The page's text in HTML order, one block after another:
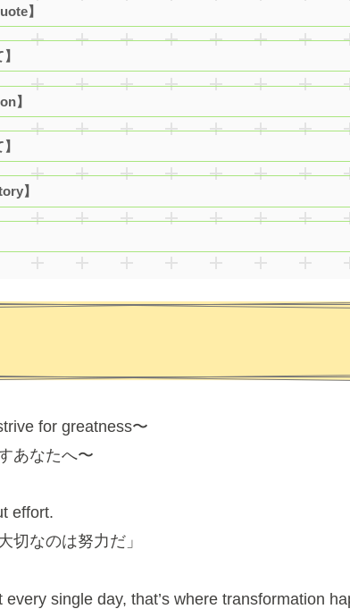
】
】
】
for greatness〜
あなたへ〜
effort.
切なのは努力だ」
single day, that’s where transformation